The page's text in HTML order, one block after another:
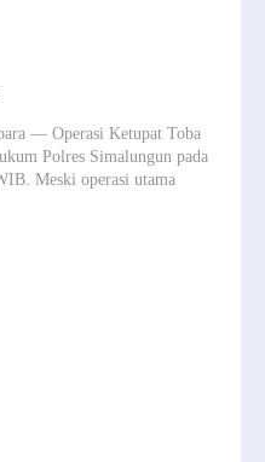
— Operasi Ketupat Toba
Polres Simalungun pada
Meski operasi utama